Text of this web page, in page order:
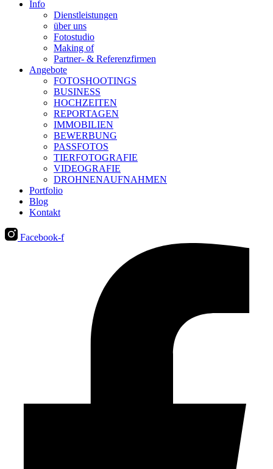
Info
Dienstleistungen
über uns
Fotostudio
Making of
Partner- & Referenzfirmen
Angebote
FOTOSHOOTINGS
BUSINESS
HOCHZEITEN
REPORTAGEN
IMMOBILIEN
BEWERBUNG
PASSFOTOS
TIERFOTOGRAFIE
VIDEOGRAFIE
DROHNENAUFNAHMEN
Portfolio
Blog
Kontakt
Facebook-f